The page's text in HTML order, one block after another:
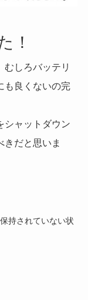
！
むしろバッテリ
も良くないの完
シャットダウン
きだと思いま
持されていない状